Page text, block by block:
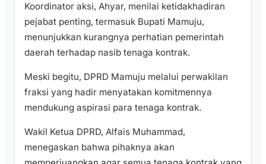
Koordinator aksi, Ahyar, menilai ketidakhadiran
pejabat penting, termasuk Bupati Mamuju,
menunjukkan kurangnya perhatian pemerintah
daerah terhadap nasib tenaga kontrak.
Meski begitu, DPRD Mamuju melalui perwakilan
fraksi yang hadir menyatakan komitmennya
mendukung aspirasi para tenaga kontrak.
Wakil Ketua DPRD, Alfais Muhammad,
menegaskan bahwa pihaknya akan